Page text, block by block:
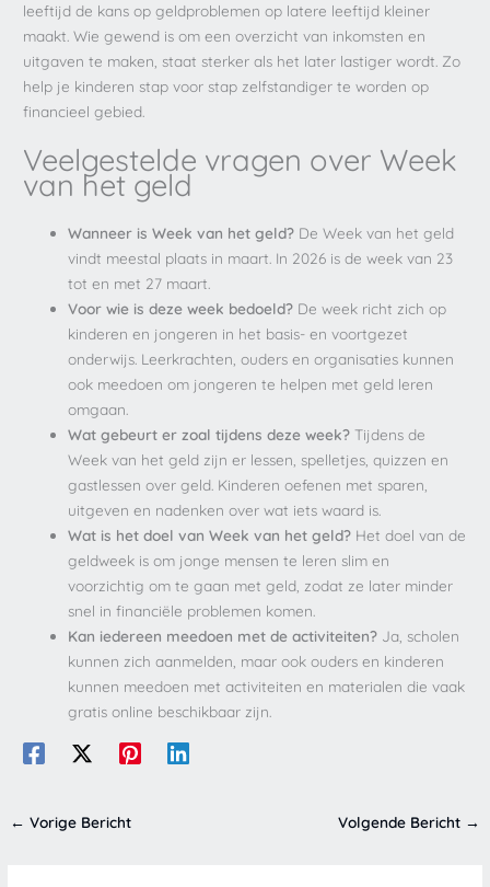
leeftijd de kans op geldproblemen op latere leeftijd kleiner
maakt. Wie gewend is om een overzicht van inkomsten en
uitgaven te maken, staat sterker als het later lastiger wordt. Zo
help je kinderen stap voor stap zelfstandiger te worden op
financieel gebied.
Veelgestelde vragen over Week
van het geld
Wanneer is Week van het geld? De Week van het geld
vindt meestal plaats in maart. In 2026 is de week van 23
tot en met 27 maart.
Voor wie is deze week bedoeld? De week richt zich op
kinderen en jongeren in het basis- en voortgezet
onderwijs. Leerkrachten, ouders en organisaties kunnen
ook meedoen om jongeren te helpen met geld leren
omgaan.
Wat gebeurt er zoal tijdens deze week? Tijdens de
Week van het geld zijn er lessen, spelletjes, quizzen en
gastlessen over geld. Kinderen oefenen met sparen,
uitgeven en nadenken over wat iets waard is.
Wat is het doel van Week van het geld? Het doel van de
geldweek is om jonge mensen te leren slim en
voorzichtig om te gaan met geld, zodat ze later minder
snel in financiële problemen komen.
Kan iedereen meedoen met de activiteiten? Ja, scholen
kunnen zich aanmelden, maar ook ouders en kinderen
kunnen meedoen met activiteiten en materialen die vaak
gratis online beschikbaar zijn.
← Vorige Bericht Volgende Bericht →